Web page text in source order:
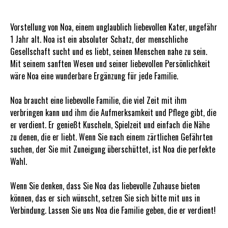
Vorstellung von Noa, einem unglaublich liebevollen Kater, ungefähr
1 Jahr alt. Noa ist ein absoluter Schatz, der menschliche
Gesellschaft sucht und es liebt, seinen Menschen nahe zu sein.
Mit seinem sanften Wesen und seiner liebevollen Persönlichkeit
wäre Noa eine wunderbare Ergänzung für jede Familie.
Noa braucht eine liebevolle Familie, die viel Zeit mit ihm
verbringen kann und ihm die Aufmerksamkeit und Pflege gibt, die
er verdient. Er genießt Kuscheln, Spielzeit und einfach die Nähe
zu denen, die er liebt. Wenn Sie nach einem zärtlichen Gefährten
suchen, der Sie mit Zuneigung überschüttet, ist Noa die perfekte
Wahl.
Wenn Sie denken, dass Sie Noa das liebevolle Zuhause bieten
können, das er sich wünscht, setzen Sie sich bitte mit uns in
Verbindung. Lassen Sie uns Noa die Familie geben, die er verdient!